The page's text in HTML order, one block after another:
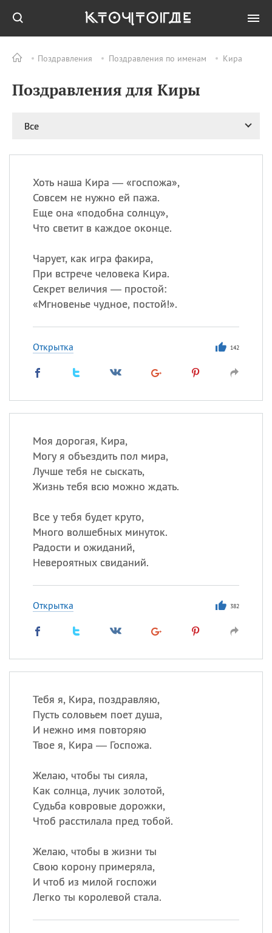
Поздравления Поздравления по именам Кира
Поздравления для Киры
Все
Хоть наша Кира — «госпожа»,
Совсем не нужно ей пажа.
Еще она «подобна солнцу»,
Что светит в каждое оконце.
Чарует, как игра факира,
При встрече человека Кира.
Секрет величия — простой:
«Мгновенье чудное, постой!».
Открытка 142
Моя дорогая, Кира,
Могу я объездить пол мира,
Лучше тебя не сыскать,
Жизнь тебя всю можно ждать.
Все у тебя будет круто,
Много волшебных минуток.
Радости и ожиданий,
Невероятных свиданий.
Открытка 382
Тебя я, Кира, поздравляю,
Пусть соловьем поет душа,
И нежно имя повторяю
Твое я, Кира — Госпожа.
Желаю, чтобы ты сияла,
Как солнца, лучик золотой,
Судьба ковровые дорожки,
Чтоб расстилала пред тобой.
Желаю, чтобы в жизни ты
Свою корону примеряла,
И чтоб из милой госпожи
Легко ты королевой стала.
ПРАЗДНИКИ Все
08.08 День «Счастье
случается» (Happiness
День мира в Аугсбурге
великомученика
Пантелеймона –
покровителя всех
врачей и целителя
больных
ИМЕНА